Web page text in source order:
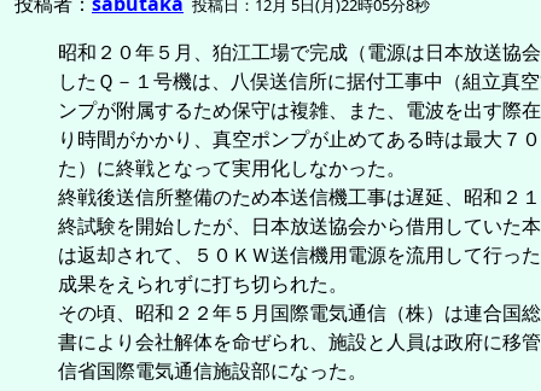
投稿日：12月 5日(月)22時05分8秒
昭和２０年５月、狛江工場で完成（電源は日本放送協
したＱ－１号機は、八俣送信所に据付工事中（組立真
ンプが附属するため保守は複雑、また、電波を出す際
り時間がかかり、真空ポンプが止めてある時は最大７
た）に終戦となって実用化しなかった。
終戦後送信所整備のため本送信機工事は遅延、昭和２
終試験を開始したが、日本放送協会から借用していた
は返却されて、５０ＫＷ送信機用電源を流用して行っ
成果をえられずに打ち切られた。
その頃、昭和２２年５月国際電気通信（株）は連合国
書により会社解体を命ぜられ、施設と人員は政府に移
信省国際電気通信施設部になった。